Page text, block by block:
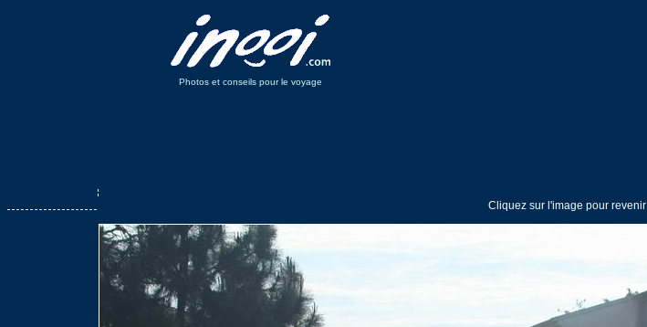
Photos et conseils pour le voyage
Cliquez sur l'image pour revenir